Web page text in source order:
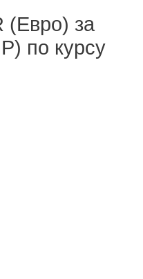
(Евро) за
по курсу